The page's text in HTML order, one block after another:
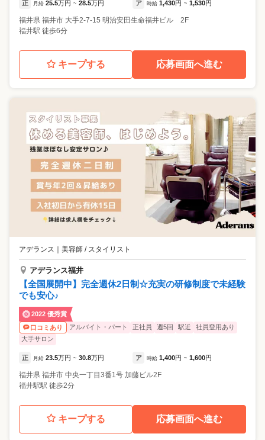
正 月給 25.5万円 ~ 28.5万円 ア 時給 1,430円 ~ 1,530円
福井県 福井市 大手2-7-15 明治安田生命福井ビル 2F
福井駅 徒歩6分
キープする 応募画面へ進む
アデランス ｜ 美容師 / スタイリスト
アデランス福井
【全国展開中】完全週休2日制☆充実の研修制度で未経験
でも安心♪
2022 優秀賞
口コミあり
アルバイト・パート 正社員 週5回 駅近
社員登用あり
大手サロン
正 月給 23.5万円 ~ 30.8万円 ア 時給 1,400円 ~ 1,600円
福井県 福井市 中央一丁目3番1号 加藤ビル2F
福井駅駅 徒歩2分
キープする 応募画面へ進む